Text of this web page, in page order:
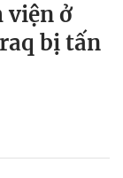
viện ở
bị tấn